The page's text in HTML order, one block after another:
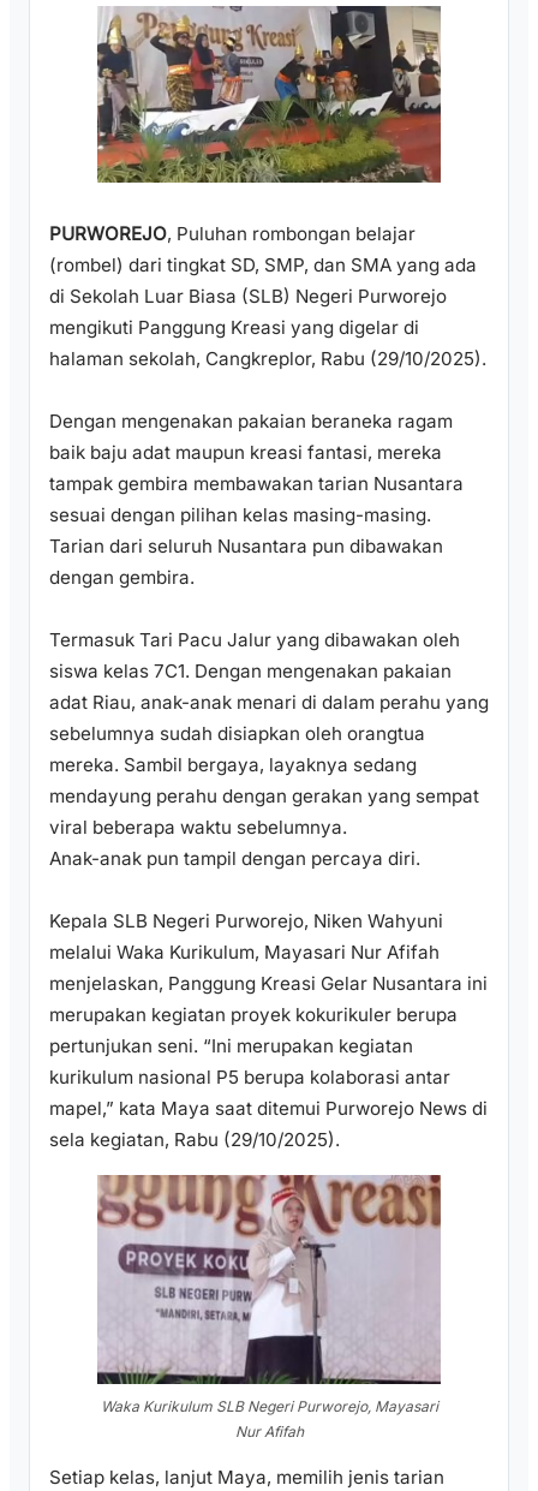
PURWOREJO, Puluhan rombongan belajar
(rombel) dari tingkat SD, SMP, dan SMA yang ada
di Sekolah Luar Biasa (SLB) Negeri Purworejo
mengikuti Panggung Kreasi yang digelar di
halaman sekolah, Cangkreplor, Rabu (29/10/2025).
Dengan mengenakan pakaian beraneka ragam
baik baju adat maupun kreasi fantasi, mereka
tampak gembira membawakan tarian Nusantara
sesuai dengan pilihan kelas masing-masing.
Tarian dari seluruh Nusantara pun dibawakan
dengan gembira.
Termasuk Tari Pacu Jalur yang dibawakan oleh
siswa kelas 7C1. Dengan mengenakan pakaian
adat Riau, anak-anak menari di dalam perahu yang
sebelumnya sudah disiapkan oleh orangtua
mereka. Sambil bergaya, layaknya sedang
mendayung perahu dengan gerakan yang sempat
viral beberapa waktu sebelumnya.
Anak-anak pun tampil dengan percaya diri.
Kepala SLB Negeri Purworejo, Niken Wahyuni
melalui Waka Kurikulum, Mayasari Nur Afifah
menjelaskan, Panggung Kreasi Gelar Nusantara ini
merupakan kegiatan proyek kokurikuler berupa
pertunjukan seni. “Ini merupakan kegiatan
kurikulum nasional P5 berupa kolaborasi antar
mapel,” kata Maya saat ditemui Purworejo News di
sela kegiatan, Rabu (29/10/2025).
Waka Kurikulum SLB Negeri Purworejo, Mayasari
Nur Afifah
Setiap kelas, lanjut Maya, memilih jenis tarian